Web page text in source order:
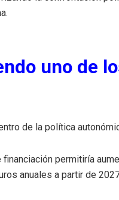
uno de
de la política
permitiría
anuales a partir de